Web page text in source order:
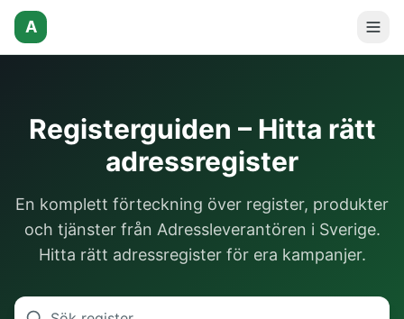
A
Registerguiden – Hitta rätt
adressregister
En komplett förteckning över register, produkter
och tjänster från Adressleverantören i Sverige.
Hitta rätt adressregister för era kampanjer.